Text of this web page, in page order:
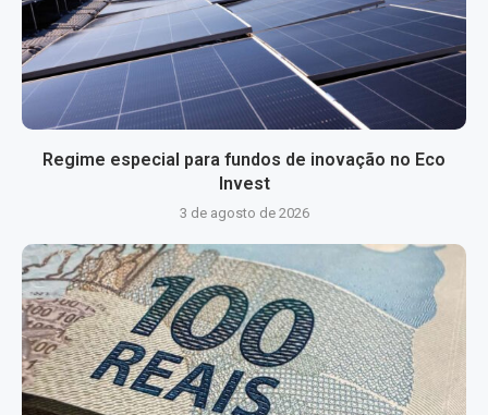
Regime especial para fundos de inovação no Eco
Invest
3 de agosto de 2026